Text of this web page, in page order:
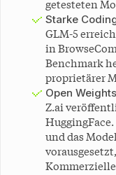
getesteten
Starke
GLM-5
in
Benchmark
proprietärer
Open
Z.ai
und das